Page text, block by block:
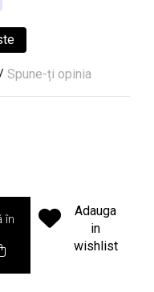
/ Spune-ți opinia
în
Adauga
in
wishlist